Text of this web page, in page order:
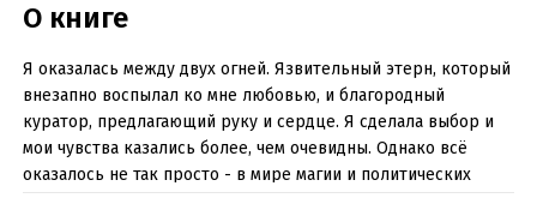
О книге
Я оказалась между двух огней. Язвительный этерн, который
внезапно воспылал ко мне любовью, и благородный
куратор, предлагающий руку и сердце. Я сделала выбор и
мои чувства казались более, чем очевидны. Однако всё
оказалось не так просто - в мире магии и политических